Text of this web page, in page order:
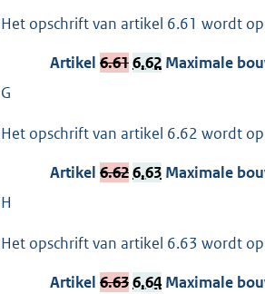
Het opschrift van artikel 6.61 wordt
Artikel 6.616.62 Maximale
G
Het opschrift van artikel 6.62 wordt
Artikel 6.626.63 Maximale
H
Het opschrift van artikel 6.63 wordt
Artikel 6.636.64 Maximale